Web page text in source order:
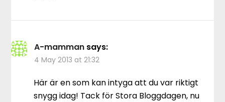
A-mamman says:
4 May 2013 at 21:32
Här är en som kan intyga att du var riktigt
snygg idag! Tack för Stora Bloggdagen, nu